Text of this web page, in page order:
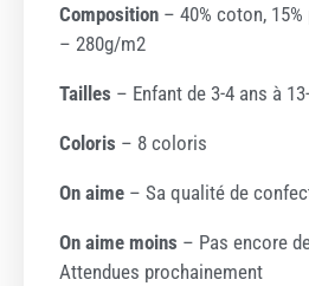
Composition – 40% coton,
– 280g/m2
Tailles – Enfant de 3-4 ans à
Coloris – 8 coloris
On aime – Sa qualité de
On aime moins – Pas encore
Attendues prochainement